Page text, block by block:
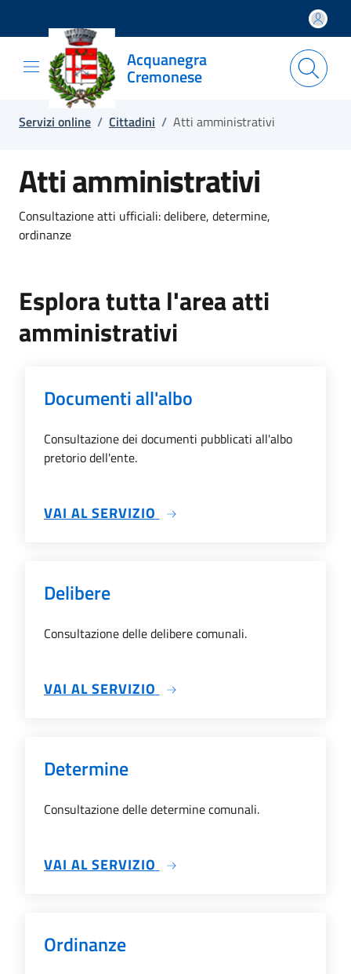
Salta e vai al contenuto
Salta e vai al footer
Acquanegra
Cremonese
Servizi online / Cittadini / Atti amministrativi
Atti amministrativi
Consultazione atti ufficiali: delibere, determine,
ordinanze
Esplora tutta l'area atti
amministrativi
Documenti all'albo
Consultazione dei documenti pubblicati all'albo
pretorio dell'ente.
VAI AL SERVIZIO SU DOCUMENTI ALL'ALBO
Delibere
Consultazione delle delibere comunali.
VAI AL SERVIZIO SU DELIBERE
Determine
Consultazione delle determine comunali.
VAI AL SERVIZIO SU DETERMINE
Ordinanze